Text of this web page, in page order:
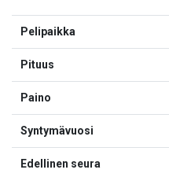
Pelipaikka
Pituus
Paino
Syntymävuosi
Edellinen seura